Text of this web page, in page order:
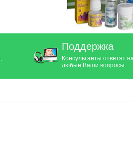
Поддержка
Консультанты ответят
любые Ваши вопросы